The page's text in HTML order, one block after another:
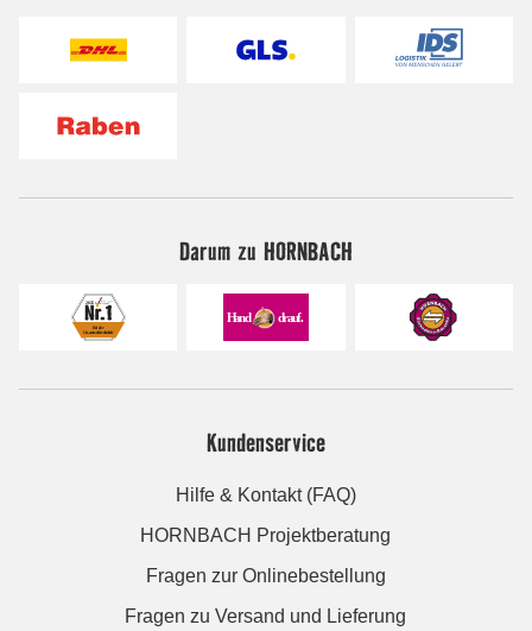
Darum zu HORNBACH
Kundenservice
Hilfe & Kontakt (FAQ)
HORNBACH Projektberatung
Fragen zur Onlinebestellung
Fragen zu Versand und Lieferung